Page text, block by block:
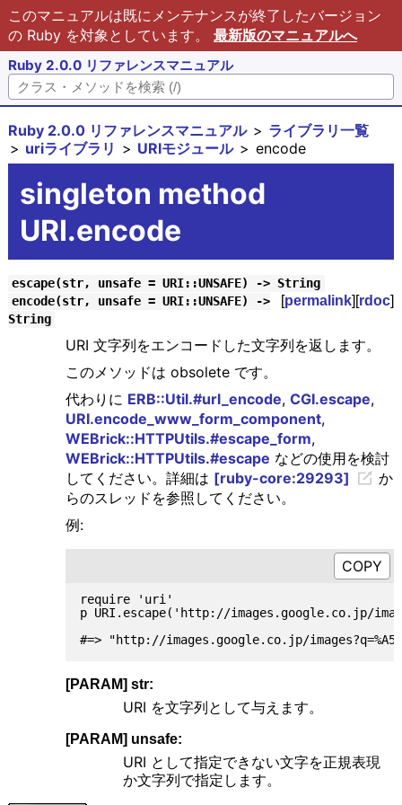
このマニュアルは既にメンテナンスが終了したバージョン
の Ruby を対象としています。 最新版のマニュアルへ
Ruby 2.0.0 リファレンスマニュアル
Ruby 2.0.0 リファレンスマニュアル
ライブラリ一覧
uriライブラリ
URIモジュール encode
singleton method
URI.encode
escape(str, unsafe = URI::UNSAFE) -> String
[permalink][rdoc]
encode(str, unsafe = URI::UNSAFE) ->
String
URI 文字列をエンコードした文字列を返します。
このメソッドは obsolete です。
代わりに ERB::Util.#url_encode, CGI.escape,
URI.encode_www_form_component,
WEBrick::HTTPUtils.#escape_form,
WEBrick::HTTPUtils.#escape などの使用を検討
してください。詳細は [ruby-core:29293]
か
らのスレッドを参照してください。
例:
require 'uri'
p URI.escape('http://images.google.co.jp/
[PARAM] str:
URI を文字列として与えます。
[PARAM] unsafe:
URI として指定できない文字を正規表現
か文字列で指定します。